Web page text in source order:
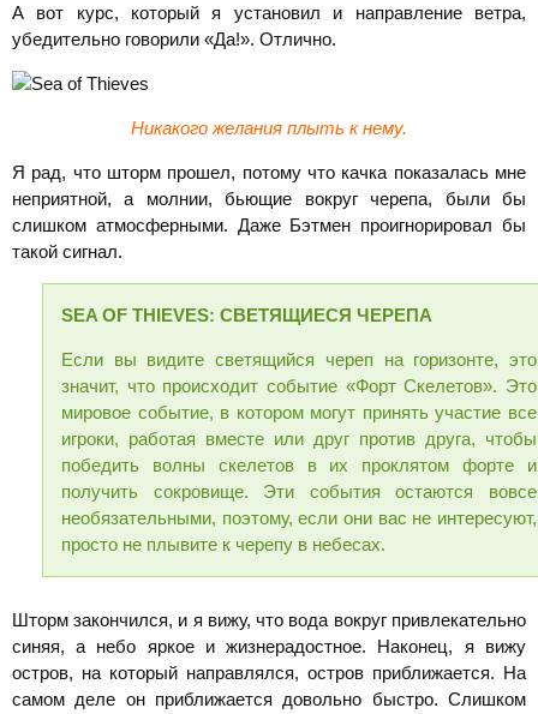
А вот курс, который я установил и направление ветра,
убедительно говорили «Да!». Отлично.
Никакого желания плыть к нему.
Я рад, что шторм прошел, потому что качка показалась мне
неприятной, а молнии, бьющие вокруг черепа, были бы
слишком атмосферными. Даже Бэтмен проигнорировал бы
такой сигнал.
SEA OF THIEVES: СВЕТЯЩИЕСЯ ЧЕРЕПА
Если вы видите светящийся череп на горизонте, это
значит, что происходит событие «Форт Скелетов». Это
мировое событие, в котором могут принять участие все
игроки, работая вместе или друг против друга, чтобы
победить волны скелетов в их проклятом форте и
получить сокровище. Эти события остаются вовсе
необязательными, поэтому, если они вас не интересуют,
просто не плывите к черепу в небесах.
Шторм закончился, и я вижу, что вода вокруг привлекательно
синяя, а небо яркое и жизнерадостное. Наконец, я вижу
остров, на который направлялся, остров приближается. На
самом деле он приближается довольно быстро. Слишком